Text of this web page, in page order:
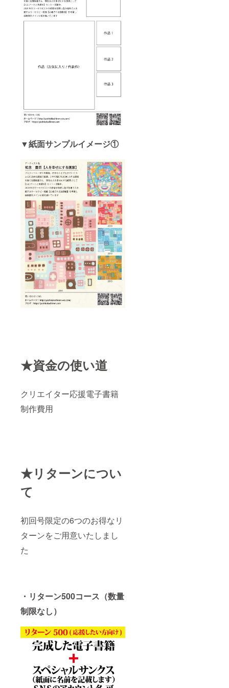
▼紙面サンプルイメージ①
★資金の使い道
クリエイター応援電子書籍
制作費用
★リターンについ
て
初回号限定の6つのお得なリ
ターンをご用意いたしまし
た
・リターン500コース（数量
制限なし）